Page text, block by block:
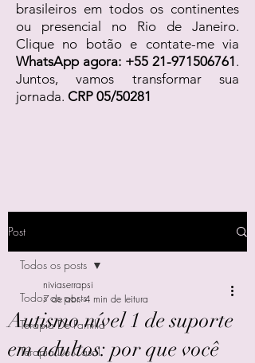
brasileiros em todos os continentes
ou presencial no Rio de Janeiro.
Clique no botão e contate-me via
WhatsApp agora: +55 21-971506761 .
Juntos, vamos transformar sua
jornada. CRP 05/50281
Post
Todos os posts
Terapia De Família
Terapia De Casal
Todos os posts
Autismo nível 1 de suporte
em adultos: por que você
niviaserrapsi
7 de abr. 4 min de leitura